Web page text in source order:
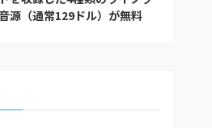
源（通常129ドル）が無料